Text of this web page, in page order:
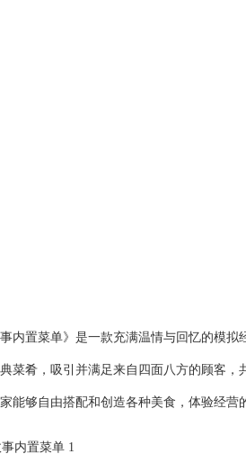
事内置菜单》是一款充满温情与回忆的模
菜肴，吸引并满足来自四面八方的顾客
能够自由搭配和创造各种美食，体验经营